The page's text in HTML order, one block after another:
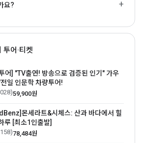
요?
어·티켓
어] "TV출연! 방송으로 검증된 인기" 가우
일 인문학 차량투어!
59,900원
몬세라트&시체스: 산과 바다에서 힐
루 [최소1인출발]
78,484원